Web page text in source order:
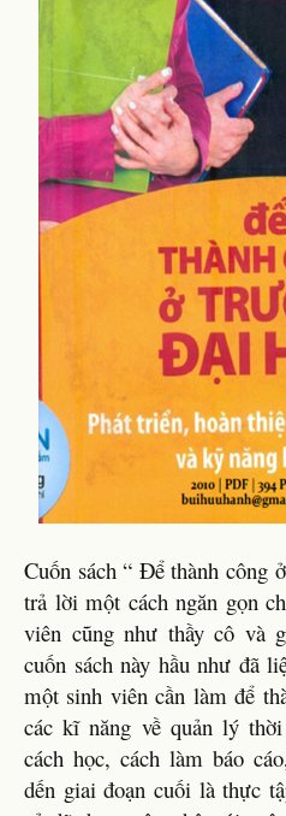
Cuốn sách “ Để thành công
trả lời một cách ngăn gọn
viên cũng như thầy cô và
cuốn sách này hầu như đã
một sinh viên cần làm để
các kĩ năng về quản lý
cách học, cách làm báo
dến giai đoạn cuối là thực